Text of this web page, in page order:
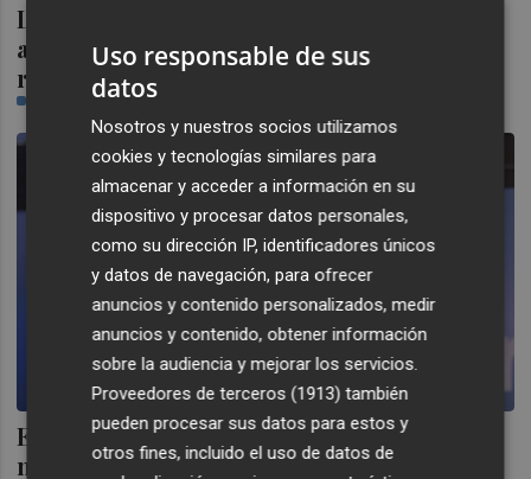
La aerolínea Wizz Air abre base en el
aeropuerto de València con 2 aviones y 23
rutas
BEGOÑA TORRES
El PPCV reunirá a más de un millar de
militantes este viernes en su cena de
Uso responsable de sus
datos
Nosotros y nuestros socios utilizamos
cookies y tecnologías similares para
almacenar y acceder a información en su
dispositivo y procesar datos personales,
como su dirección IP, identificadores únicos
y datos de navegación, para ofrecer
anuncios y contenido personalizados, medir
anuncios y contenido, obtener información
sobre la audiencia y mejorar los servicios.
Proveedores de terceros (1913) también
pueden procesar sus datos para estos y
otros fines, incluido el uso de datos de